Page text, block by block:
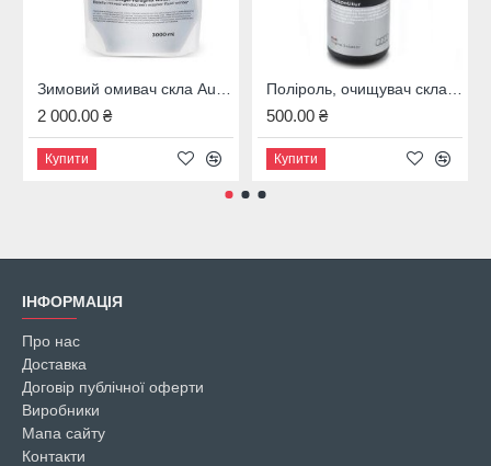
Зимовий омивач скла Audi, 4M8096323B
2 000.00 ₴
Купити
Поліроль, очищувач скла Audi, 00A096329020
500.00 ₴
Купити
ІНФОРМАЦІЯ
Про нас
Доставка
Договір публічної оферти
Виробники
Мапа сайту
Контакти